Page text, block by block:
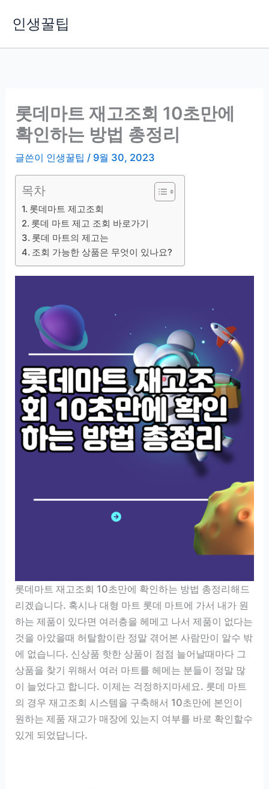
인생꿀팁
롯데마트 재고조회 10초만에
확인하는 방법 총정리
글쓴이 인생꿀팁 / 9월 30, 2023
목차
롯데마트 제고조회
롯데 마트 제고 조회 바로가기
롯데 마트의 제고는
조회 가능한 상품은 무엇이 있나요?
롯데마트 재고조회 10초만에 확인하는 방법 총정리해드
리겠습니다. 혹시나 대형 마트 롯데 마트에 가서 내가 원
하는 제품이 있다면 여러층을 헤메고 나서 제품이 없다는
것을 아았을때 허탈함이란 정말 겪어본 사람만이 알수 밖
에 없습니다. 신상품 핫한 상품이 점점 늘어날때마다 그
상품을 찾기 위해서 여러 마트를 헤메는 분들이 정말 많
이 늘었다고 합니다. 이제는 걱정하지마세요. 롯데 마트
의 경우 재고조회 시스템을 구축해서 10초만에 본인이
원하는 제품 재고가 매장에 있는지 여부를 바로 확인할수
있게 되었답니다.